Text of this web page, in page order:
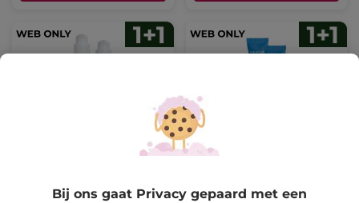
1+1 Hydra Water-Plump
Bij ons gaat Privacy gepaard met een